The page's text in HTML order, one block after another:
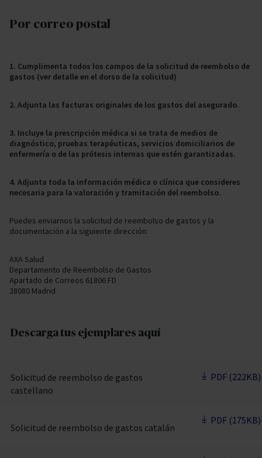
Por correo postal
1. Cumplimenta todos los campos de la solicitud de reembolso de
gastos (ver detalle en el dorso de la solicitud)
2. Adjunta las facturas originales de los gastos del asegurado.
3. Incluye la prescripción médica si se trata de medios de
diagnóstico, pruebas terapéuticas, servicios domiciliarios de
enfermería o de las prótesis internas que estén garantizadas.
4. Adjunta toda la información médica o clínica que consideres
necesaria para la valoración y tramitación del reembolso.
Puedes enviarnos la solicitud de reembolso de gastos y la
documentación a la siguiente dirección:
AXA Salud
Departamento de Reembolso de Gastos
Apartado de Correos 61806 FD
28080 Madrid
Descarga tus ejemplares aquí
Solicitud de reembolso de gastos
castellano
PDF (222KB)
Solicitud de reembolso de gastos catalán
PDF (175KB)